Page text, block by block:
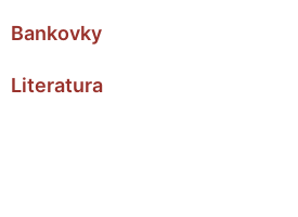
Bankovky
Literatura